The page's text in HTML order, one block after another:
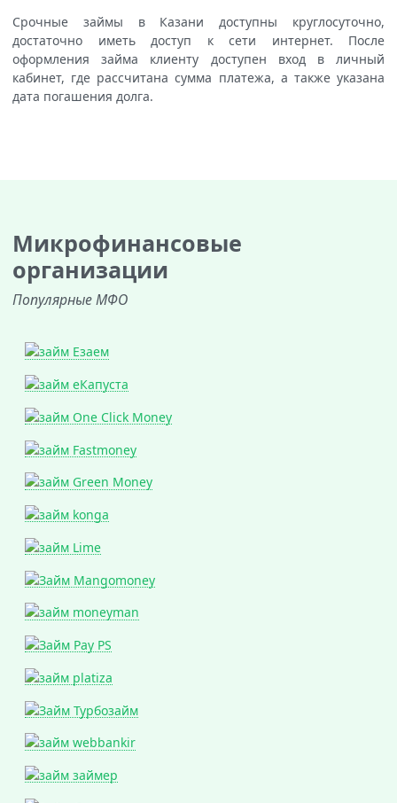
Срочные займы в Казани доступны круглосуточно,
достаточно иметь доступ к сети интернет. После
оформления займа клиенту доступен вход в личный
кабинет, где рассчитана сумма платежа, а также указана
дата погашения долга.
Микрофинансовые
организации
Популярные МФО